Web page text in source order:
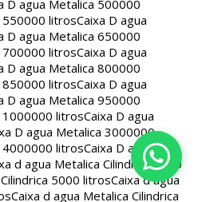
D agua Metalica 500000
550000 litrosCaixa D agua
D agua Metalica 650000
700000 litrosCaixa D agua
D agua Metalica 800000
850000 litrosCaixa D agua
D agua Metalica 950000
1000000 litrosCaixa D agua
D agua Metalica 3000000
4000000 litrosCaixa D agua
d agua Metalica Cilindrica 2000
5000 litrosCaixa d agua
Caixa d agua Metalica Cilindrica